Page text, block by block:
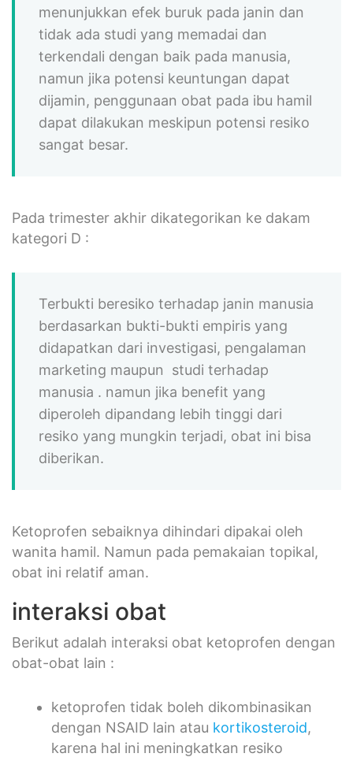
menunjukkan efek buruk pada janin dan
tidak ada studi yang memadai dan
terkendali dengan baik pada manusia,
namun jika potensi keuntungan dapat
dijamin, penggunaan obat pada ibu hamil
dapat dilakukan meskipun potensi resiko
sangat besar.
Pada trimester akhir dikategorikan ke dakam
kategori D :
Terbukti beresiko terhadap janin manusia
berdasarkan bukti-bukti empiris yang
didapatkan dari investigasi, pengalaman
marketing maupun studi terhadap
manusia . namun jika benefit yang
diperoleh dipandang lebih tinggi dari
resiko yang mungkin terjadi, obat ini bisa
diberikan.
Ketoprofen sebaiknya dihindari dipakai oleh
wanita hamil. Namun pada pemakaian topikal,
obat ini relatif aman.
interaksi obat
Berikut adalah interaksi obat ketoprofen dengan
obat-obat lain :
ketoprofen tidak boleh dikombinasikan
dengan NSAID lain atau kortikosteroid,
karena hal ini meningkatkan resiko